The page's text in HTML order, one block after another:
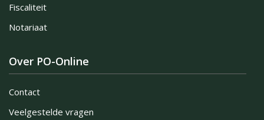
Fiscaliteit
Notariaat
Over PO-Online
Contact
Veelgestelde vragen